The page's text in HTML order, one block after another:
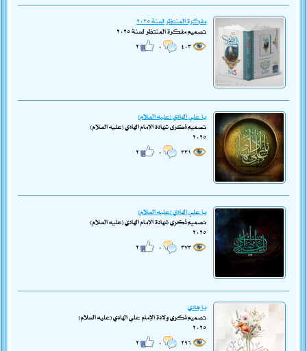
مفكرة المنتظر لسنة ٢٠٢٥
تصميم مفكرة المنتظر لسنة ٢٠٢٥
يا علي الهادي (عليه السلام)
تصميم ذكرى شهادة الإمام الهادي (عليه السلام)
٢٠٢٥
يا علي الهادي (عليه السلام)
تصميم ذكرى شهادة الإمام الهادي (عليه السلام)
٢٠٢٥
يا هادي
تصميم ذكرى ولادة الإمام علي الهادي (عليه السلام)
٢٠٢٥